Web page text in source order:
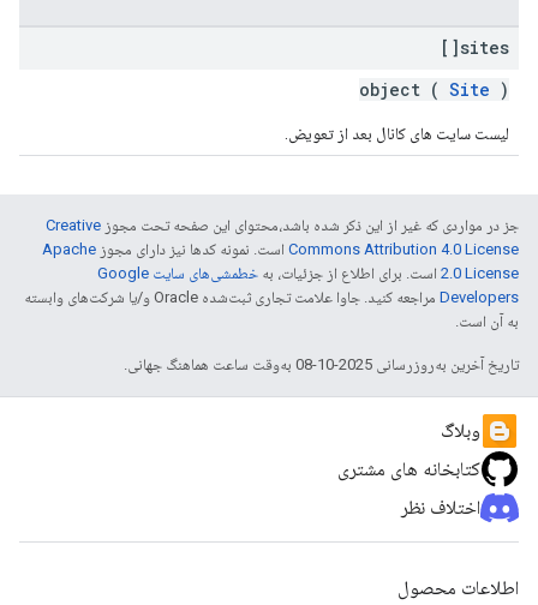
sites[]
object ( Site )
لیست سایت های کانال بعد از تعویض.
جز در مواردی که غیر از این ذکر شده باشد،‌محتوای این صفحه تحت مجوز Creative
Commons Attribution 4.0 License است. نمونه کدها نیز دارای مجوز Apache
2.0 License است. برای اطلاع از جزئیات، به
خطمشی‌های سایت Google
Developers‏
مراجعه کنید. جاوا علامت تجاری ثبت‌شده Oracle و/یا شرکت‌های وابسته
به آن است.
تاریخ آخرین به‌روزرسانی 2025-10-08 به‌وقت ساعت هماهنگ جهانی.
وبلاگ
کتابخانه های مشتری
اختلاف نظر
اطلاعات محصول